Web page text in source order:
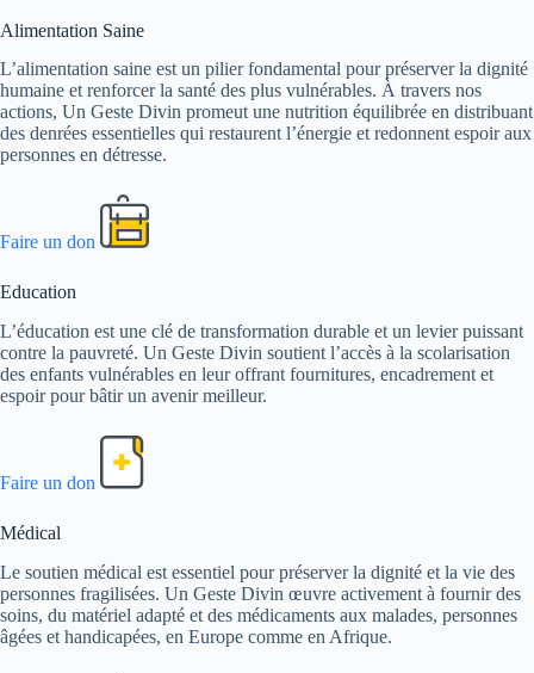
Alimentation Saine
L’alimentation saine est un pilier fondamental pour préserver la dignité
humaine et renforcer la santé des plus vulnérables. À travers nos
actions, Un Geste Divin promeut une nutrition équilibrée en distribuant
des denrées essentielles qui restaurent l’énergie et redonnent espoir aux
personnes en détresse.
Faire un don
Education
L’éducation est une clé de transformation durable et un levier puissant
contre la pauvreté. Un Geste Divin soutient l’accès à la scolarisation
des enfants vulnérables en leur offrant fournitures, encadrement et
espoir pour bâtir un avenir meilleur.
Faire un don
Médical
Le soutien médical est essentiel pour préserver la dignité et la vie des
personnes fragilisées. Un Geste Divin œuvre activement à fournir des
soins, du matériel adapté et des médicaments aux malades, personnes
âgées et handicapées, en Europe comme en Afrique.